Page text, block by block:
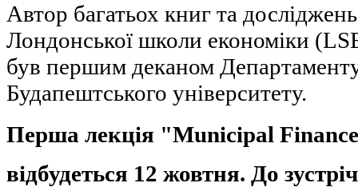
Автор багатьох книг та
Лондонської школи економіки
був першим деканом
Будапештського університету.
Перша лекція "Municipal
відбудеться 12 жовтня. До